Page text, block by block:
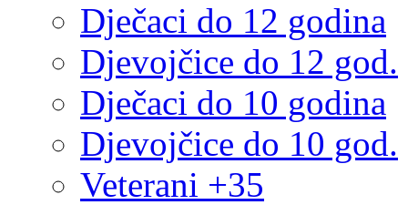
Dječaci do 12 godina
Djevojčice do 12 god.
Dječaci do 10 godina
Djevojčice do 10 god.
Veterani +35